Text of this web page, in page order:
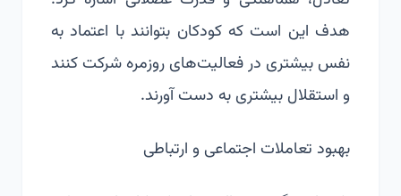
هدف این است که کودکان بتوانند با اعتماد به
نفس بیشتری در فعالیت‌های روزمره شرکت کنند
و استقلال بیشتری به دست آورند.
بهبود تعاملات اجتماعی و ارتباطی